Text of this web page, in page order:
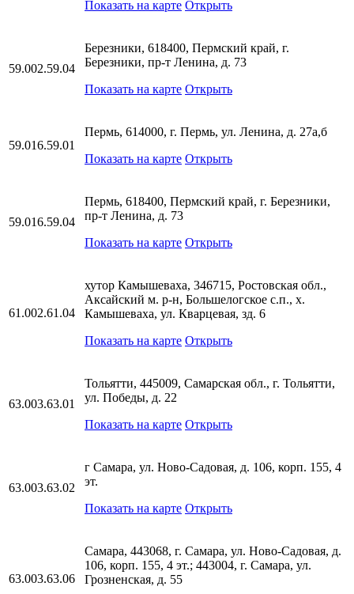
Показать на карте Открыть
59.002.59.04
Березники, 618400, Пермский край, г.
Березники, пр-т Ленина, д. 73
Показать на карте Открыть
59.016.59.01
Пермь, 614000, г. Пермь, ул. Ленина, д. 27а,б
Показать на карте Открыть
59.016.59.04
Пермь, 618400, Пермский край, г. Березники,
пр-т Ленина, д. 73
Показать на карте Открыть
61.002.61.04
хутор Камышеваха, 346715, Ростовская обл.,
Аксайский м. р-н, Большелогское с.п., х.
Камышеваха, ул. Кварцевая, зд. 6
Показать на карте Открыть
63.003.63.01
Тольятти, 445009, Самарская обл., г. Тольятти,
ул. Победы, д. 22
Показать на карте Открыть
63.003.63.02
г Самара, ул. Ново-Садовая, д. 106, корп. 155, 4
эт.
Показать на карте Открыть
63.003.63.06
Самара, 443068, г. Самара, ул. Ново-Садовая, д.
106, корп. 155, 4 эт.; 443004, г. Самара, ул.
Грозненская, д. 55